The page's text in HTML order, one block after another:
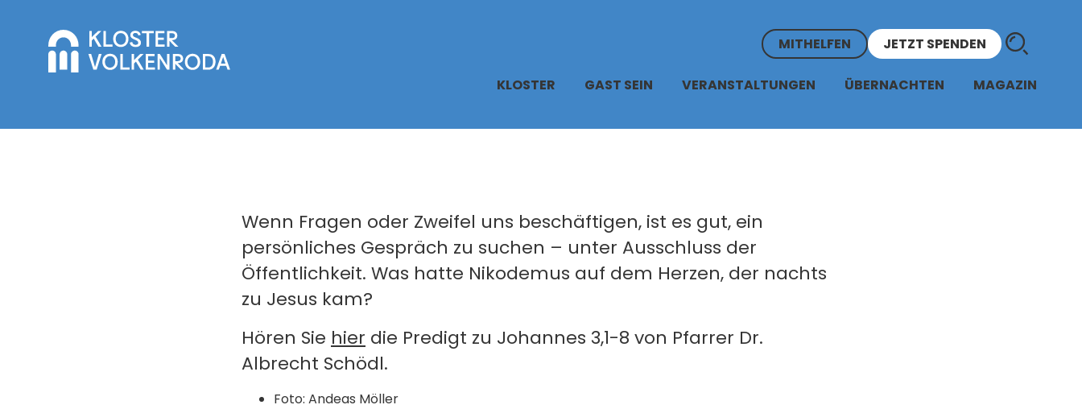
KLOSTER GAST SEIN VERANSTALTUNGEN ÜBERNACHTEN MAGAZIN
MITHELFEN JETZT SPENDEN
Wenn Fragen oder Zweifel uns beschäftigen, ist es gut, ein
persönliches Gespräch zu suchen – unter Ausschluss der
Öffentlichkeit. Was hatte Nikodemus auf dem Herzen, der nachts
zu Jesus kam?
Hören Sie hier die Predigt zu Johannes 3,1-8 von Pfarrer Dr.
Albrecht Schödl.
Foto: Andeas Möller